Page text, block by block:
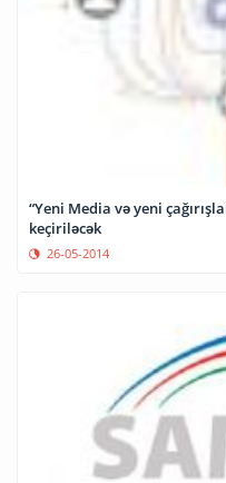
“Yeni Media və yeni
keçiriləcək
26-05-2014